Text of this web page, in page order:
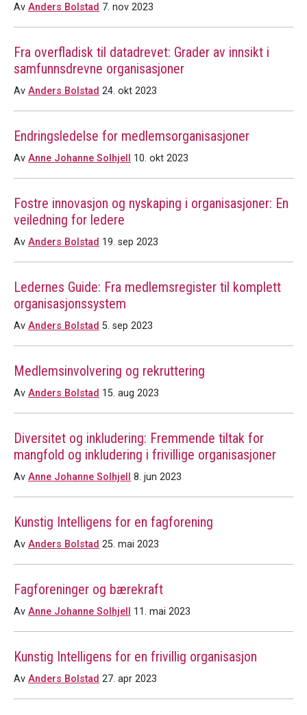
Av Anders Bolstad 7. nov 2023
Fra overfladisk til datadrevet: Grader av innsikt i
samfunnsdrevne organisasjoner
Av Anders Bolstad 24. okt 2023
Endringsledelse for medlemsorganisasjoner
Av Anne Johanne Solhjell 10. okt 2023
Fostre innovasjon og nyskaping i organisasjoner: En
veiledning for ledere
Av Anders Bolstad 19. sep 2023
Ledernes Guide: Fra medlemsregister til komplett
organisasjonssystem
Av Anders Bolstad 5. sep 2023
Medlemsinvolvering og rekruttering
Av Anders Bolstad 15. aug 2023
Diversitet og inkludering: Fremmende tiltak for
mangfold og inkludering i frivillige organisasjoner
Av Anne Johanne Solhjell 8. jun 2023
Kunstig Intelligens for en fagforening
Av Anders Bolstad 25. mai 2023
Fagforeninger og bærekraft
Av Anne Johanne Solhjell 11. mai 2023
Kunstig Intelligens for en frivillig organisasjon
Av Anders Bolstad 27. apr 2023